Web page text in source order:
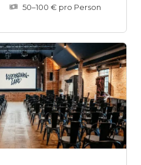
50–100 € pro Person